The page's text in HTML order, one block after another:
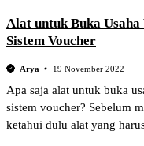
Alat untuk Buka
Sistem Voucher
Arya 19 November 2022
Apa saja alat untuk buka
sistem voucher? Sebelum
ketahui dulu alat yang